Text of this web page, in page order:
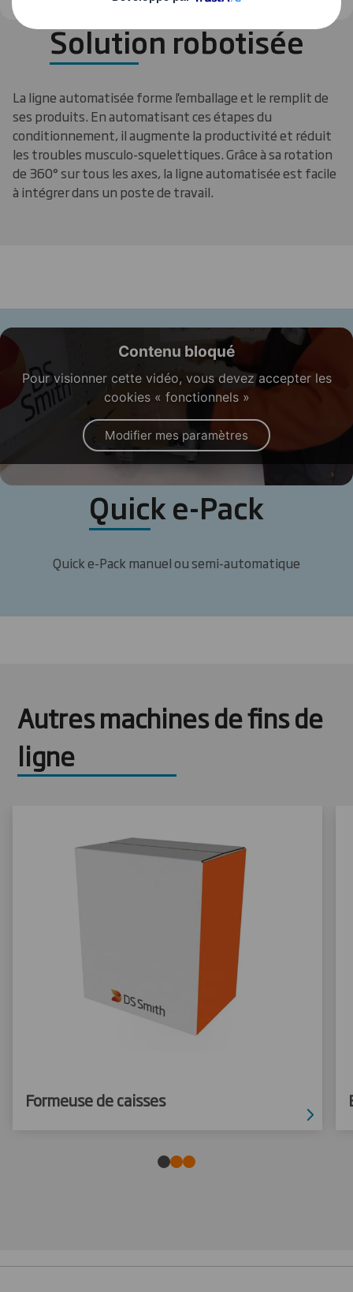
Solution robotisée
La ligne automatisée forme l'emballage et le remplit de
ses produits. En automatisant ces étapes du
conditionnement, il augmente la productivité et réduit
les troubles musculo-squelettiques. Grâce à sa rotation
de 360° sur tous les axes, la ligne automatisée est facile
à intégrer dans un poste de travail.
Contenu bloqué
Pour visionner cette vidéo, vous devez accepter les
cookies « fonctionnels »
Modifier mes paramètres
Quick e-Pack
Quick e-Pack manuel ou semi-automatique
Autres machines de fins de
ligne
Formeuse de caisses